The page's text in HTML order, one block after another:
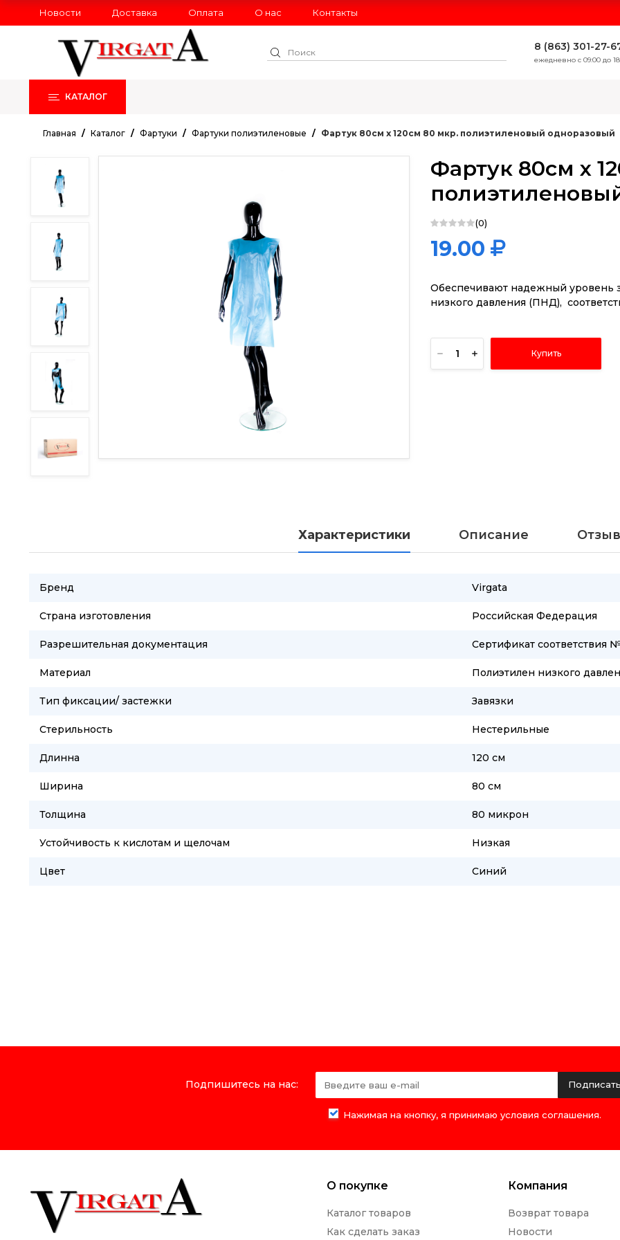
Новости Доставка Оплата О нас Контакты
8 (863) 301-27-
ежедневно с 09:00 до
КАТАЛОГ
Главная Каталог Фартуки Фартуки полиэтиленовые Фартук 80см х 120см 80 мкр. полиэтиленовый одноразовый
Фартук 80см х
(0)
19.00
Обеспечивают надежный уровень
низкого давления (ПНД),
Купить
Характеристики Описание
Бренд Virgata
Страна изготовления Российская Федерация
Разрешительная документация Сертификат соответствия
Материал Полиэтилен низкого
Тип фиксации/ застежки Завязки
Стерильность Нестерильные
Длинна 120 см
Ширина 80 см
Толщина 80 микрон
Устойчивость к кислотам и щелочам Низкая
Цвет Синий
Подпишитесь на нас:
Нажимая на кнопку, я принимаю условия соглашения.
О покупке
Каталог товаров
Как сделать заказ
Компания
Возврат товара
Новости